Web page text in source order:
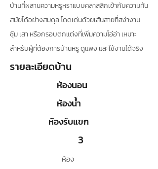
บ้านที่ผสานความหรูหราแบบคลาสสิกเข้ากับความทัน
สมัยได้อย่างสมดุล โดดเด่นด้วยเส้นสายที่สง่างาม
ซุ้ม เสา หรือกรอบตกแต่งที่เพิ่มความโอ่อ่า เหมาะ
สำหรับผู้ที่ต้องการบ้านหรู ดูแพง และใช้งานได้จริง
รายละเอียดบ้าน
ห้องนอน
ห้องน้ำ
ห้องรับแขก
3
ห้อง